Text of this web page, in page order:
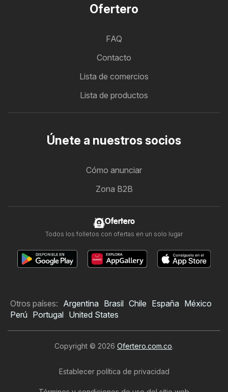
Ofertero
FAQ
Contacto
Lista de comercios
Lista de productos
Únete a nuestros socios
Cómo anunciar
Zona B2B
Ofertero
Todos los folletos con ofertas en un solo lugar
Otros países: Argentina Brasil Chile España México
Perú Portugal United States
Copyright © 2026 Ofertero.com.co.
Establecer política de privacidad